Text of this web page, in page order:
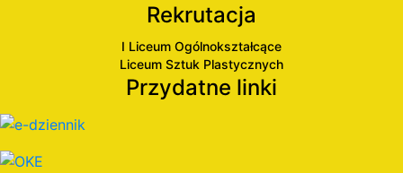
Rekrutacja
I Liceum Ogólnokształcące
Liceum Sztuk Plastycznych
Przydatne linki